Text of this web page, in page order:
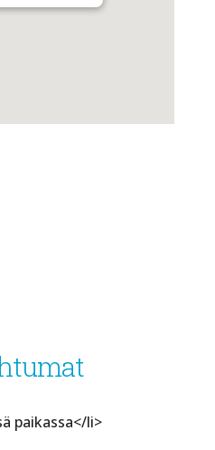
paikassa</li>